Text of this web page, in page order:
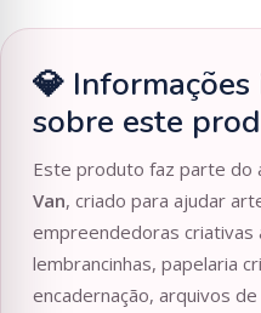
💎
sobre este
Este produto faz parte do
Van, criado para ajudar
empreendedoras criativas
lembrancinhas, papelaria
encadernação, arquivos